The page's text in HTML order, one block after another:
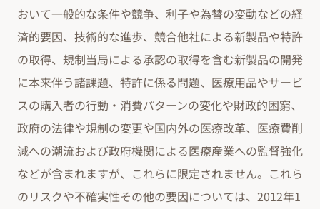
おいて一般的な条件や競争、利子や為替の変動などの経
済的要因、技術的な進歩、競合他社による新製品や特許
の取得、規制当局による承認の取得を含む新製品の開発
に本来伴う諸課題、特許に係る問題、医療用品やサービ
スの購入者の行動・消費パターンの変化や財政的困窮、
政府の法律や規制の変更や国内外の医療改革、医療費削
減への潮流および政府機関による医療産業への監督強化
などが含まれますが、これらに限定されません。これら
のリスクや不確実性その他の要因については、2012年1